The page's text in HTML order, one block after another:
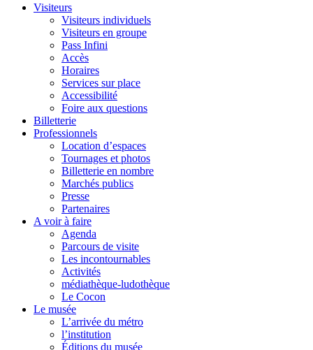
Visiteurs
Visiteurs individuels
Visiteurs en groupe
Pass Infini
Accès
Horaires
Services sur place
Accessibilité
Foire aux questions
Billetterie
Professionnels
Location d’espaces
Tournages et photos
Billetterie en nombre
Marchés publics
Presse
Partenaires
A voir à faire
Agenda
Parcours de visite
Les incontournables
Activités
médiathèque-ludothèque
Le Cocon
Le musée
L’arrivée du métro
l’institution
Éditions du musée